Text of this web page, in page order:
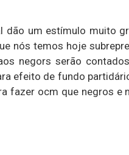
dão um estímulo muito
nós temos hoje
negors serão
efeito de fundo
fazer ocm que negros e